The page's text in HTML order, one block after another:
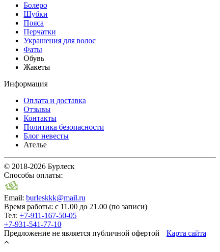
Болеро
Шубки
Пояса
Перчатки
Украшения для волос
Фаты
Обувь
Жакеты
Информация
Оплата и доставка
Отзывы
Контакты
Политика безопасности
Блог невесты
Ателье
© 2018-2026 Бурлеск
Способы оплаты:
Email: burleskkk@mail.ru
Время работы: с 11.00 до 21.00 (по записи)
Тел: +7-911-167-50-05
+7-931-541-77-10
Предложение не является публичной офертой
Карта сайта